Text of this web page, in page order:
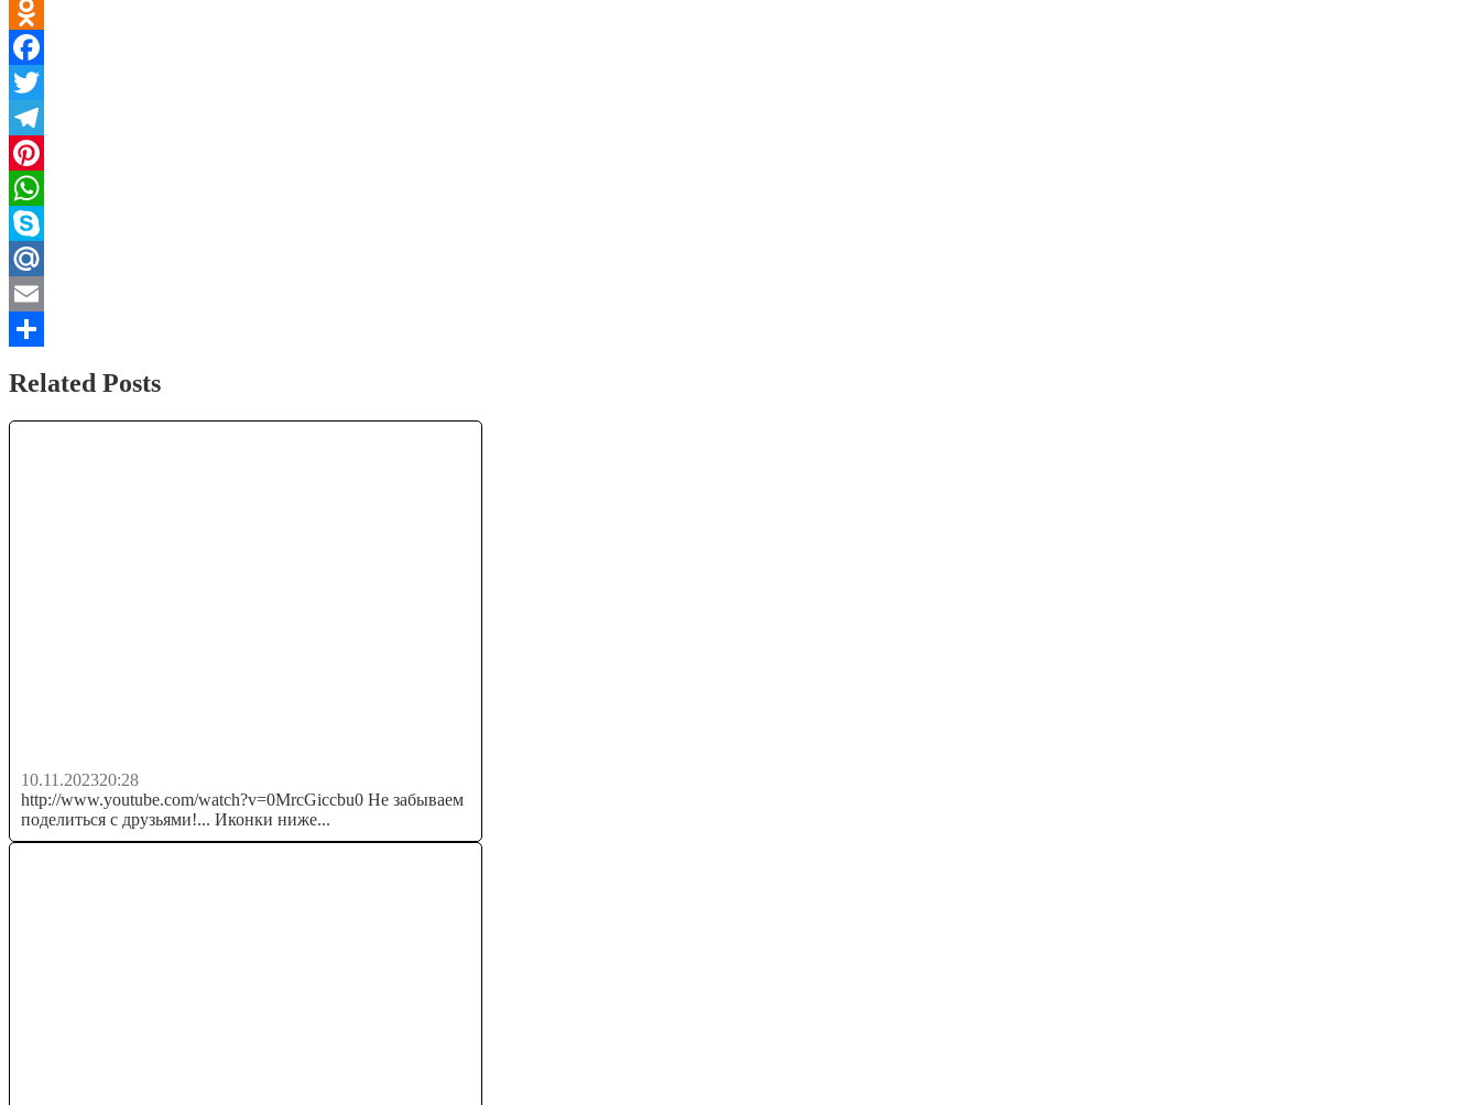
VK
Odnoklassniki
Facebook
Twitter
Telegram
Pinterest
WhatsApp
Skype
Mail.Ru
Email
Related Posts
10.11.202320:28
http://www.youtube.com/watch?v=0MrcGiccbu0 Не забываем
поделиться с друзьями!... Иконки ниже...